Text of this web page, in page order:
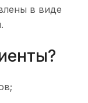
в виде